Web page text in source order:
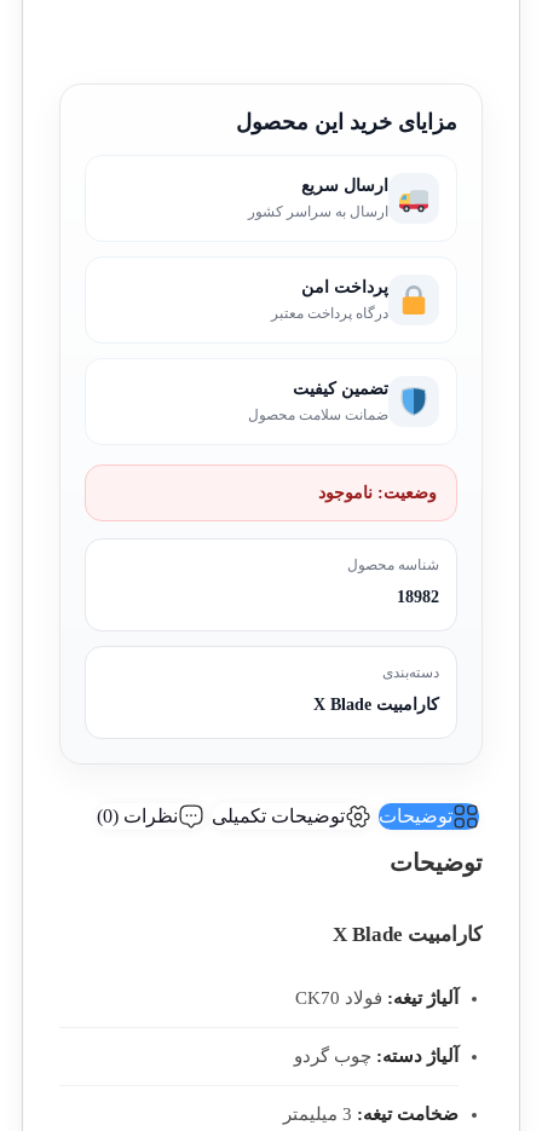
مزایای خرید این محصول
ارسال سریع
ارسال به سراسر کشور
پرداخت امن
درگاه پرداخت معتبر
تضمین کیفیت
ضمانت سلامت محصول
وضعیت: ناموجود
شناسه محصول
18982
دسته‌بندی
کارامبیت X Blade
توضیحات توضیحات تکمیلی نظرات (0)
توضیحات
کارامبیت X Blade
آلیاژ تیغه: فولاد CK70
آلیاژ دسته: چوب گردو
ضخامت تیغه: